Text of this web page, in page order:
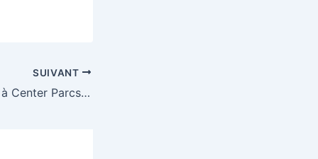
SUIVANT
Gagnez un séjour à Center Parcs pour 4 personnes